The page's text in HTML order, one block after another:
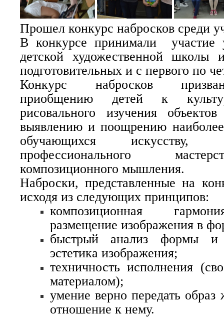
Прошел конкурс набросков среди
В конкурсе принимали участие
детской художественной
подготовительных и с первого по
Конкурс набросков
приобщению детей к
рисовального изучения
выявлению и поощрению наиболее
обучающихся
профессионального
композиционного мышления.
Наброски, представленные на
исходя из следующих принципов:
композиционная
размещение изображения в
быстрый анализ формы и
эстетика изображения;
техничность исполнения
материалом);
умение верно передать образ
отношение к нему.